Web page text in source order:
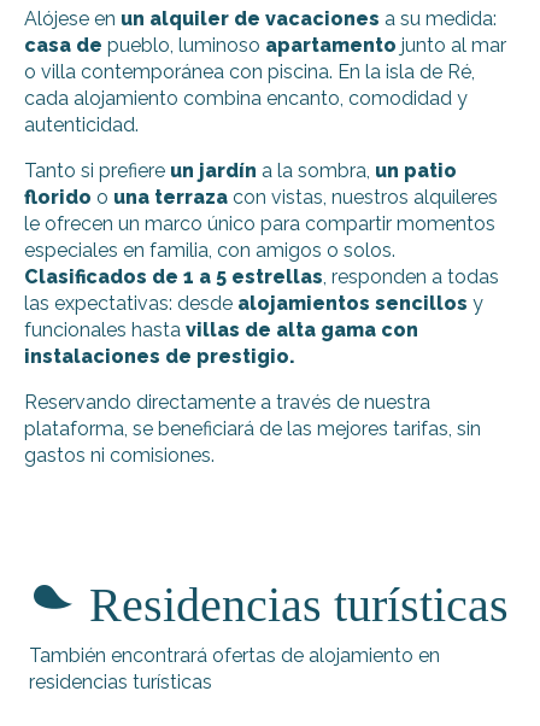
Alójese en un alquiler de vacaciones a su medida:
casa de pueblo, luminoso apartamento junto al mar
o villa contemporánea con piscina. En la isla de Ré,
cada alojamiento combina encanto, comodidad y
autenticidad.
Tanto si prefiere un jardín a la sombra, un patio
florido o una terraza con vistas, nuestros alquileres
le ofrecen un marco único para compartir momentos
especiales en familia, con amigos o solos.
Clasificados de 1 a 5 estrellas, responden a todas
las expectativas: desde alojamientos sencillos y
funcionales hasta villas de alta gama con
instalaciones de prestigio.
Reservando directamente a través de nuestra
plataforma, se beneficiará de las mejores tarifas, sin
gastos ni comisiones.
"Coquelicot des vignes"
Vignaud Jean-Luc
Ferrand Sylvie - Les Genêts
Héraudeau Brandeau Chantal - 6 personas
Gallizzi - Rea
Residencias turísticas
También encontrará ofertas de alojamiento en
residencias turísticas